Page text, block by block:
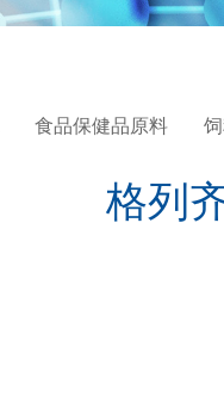
食品保健品原料
格列